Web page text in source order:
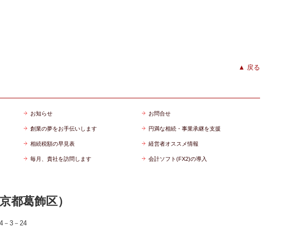
▲ 戻る
お知らせ お問合せ
創業の夢をお手伝いします 円満な相続・事業承継を支援
相続税額の早見表 経営者オススメ情報
毎月、貴社を訪問します 会計ソフト(FX2)の導入
都葛飾区）
－3－24